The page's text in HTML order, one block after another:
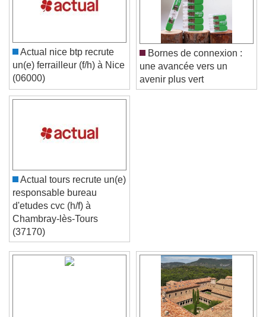
Skip Forward
Actual nice btp recrute
un(e) ferrailleur (f/h) à Nice
(06000)
Bornes de connexion :
une avancée vers un
avenir plus vert
Actual tours recrute un(e)
responsable bureau
d'etudes cvc (h/f) à
Chambray-lès-Tours
(37170)